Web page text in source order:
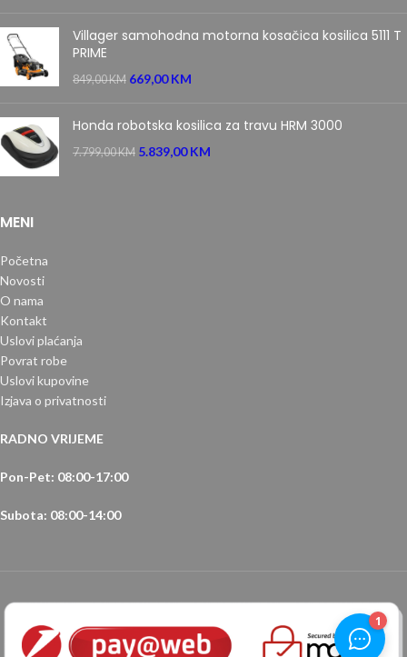
Villager samohodna motorna kosačica kosilica 5111 T
PRIME
849,00KM 669,00KM
Honda robotska kosilica za travu HRM 3000
7.799,00KM 5.839,00KM
MENI
Početna
Novosti
O nama
Kontakt
Uslovi plaćanja
Povrat robe
Uslovi kupovine
Izjava o privatnosti
RADNO VRIJEME
Pon-Pet: 08:00-17:00
Subota: 08:00-14:00